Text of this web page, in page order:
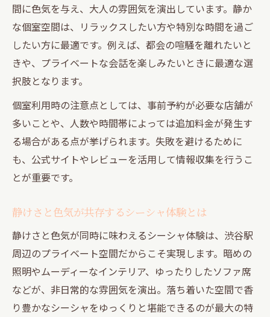
間に色気を与え、大人の雰囲気を演出しています。静か
な個室空間は、リラックスしたい方や特別な時間を過ご
したい方に最適です。例えば、都会の喧騒を離れたいと
きや、プライベートな会話を楽しみたいときに最適な選
択肢となります。
個室利用時の注意点としては、事前予約が必要な店舗が
多いことや、人数や時間帯によっては追加料金が発生す
る場合がある点が挙げられます。失敗を避けるために
も、公式サイトやレビューを活用して情報収集を行うこ
とが重要です。
静けさと色気が共存するシーシャ体験とは
静けさと色気が同時に味わえるシーシャ体験は、渋谷駅
周辺のプライベート空間だからこそ実現します。暗めの
照明やムーディーなインテリア、ゆったりしたソファ席
などが、非日常的な雰囲気を演出。落ち着いた空間で香
り豊かなシーシャをゆっくりと堪能できるのが最大の特